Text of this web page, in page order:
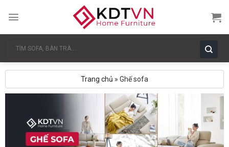
kiếm:
Trang chủ » Ghế sofa